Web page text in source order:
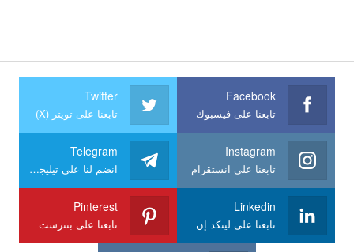
Facebook
تابعنا على فيسبوك
Twitter
تابعنا على تويتر (X)
Instagram
تابعنا على انستقرام
Telegram
انضم لنا على تيليجرام
Linkedin
تابعنا على لينكد إن
Pinterest
تابعنا على بنترست